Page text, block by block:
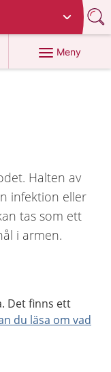
Meny
Halten av
infektion eller
tas som ett
i armen.
Det finns ett
du läsa om vad